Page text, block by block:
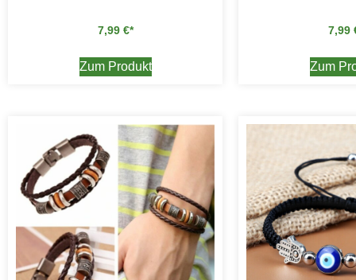
7,99 €
Zum Produkt
7,99
Zum